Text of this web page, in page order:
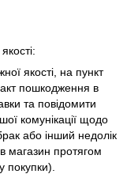
якості, на пункт
акт пошкодження в
та повідомити
комунікації щодо
або інший недолік
в магазин протягом
покупки).